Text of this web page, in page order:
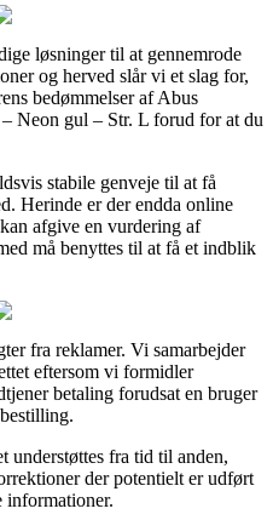
løsninger til at gennemrode
og herved slår vi et slag for,
bedømmelser af Abus
Neon gul – Str. L forud for at du
stabile genveje til at få
Herinde er der endda online
afgive en vurdering af
må benyttes til at få et indblik
fra reklamer. Vi samarbejder
eftersom vi formidler
betaling forudsat en bruger
understøttes fra tid til anden,
der potentielt er udført
informationer.